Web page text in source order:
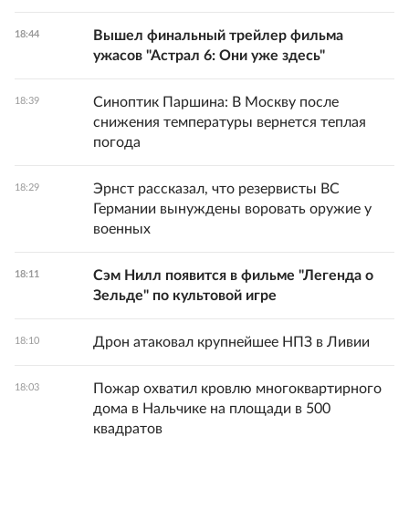
18:44
Вышел финальный трейлер фильма
ужасов "Астрал 6: Они уже здесь"
18:39
Синоптик Паршина: В Москву после
снижения температуры вернется теплая
погода
18:29
Эрнст рассказал, что резервисты ВС
Германии вынуждены воровать оружие у
военных
18:11
Сэм Нилл появится в фильме "Легенда о
Зельде" по культовой игре
18:10 Дрон атаковал крупнейшее НПЗ в Ливии
18:03
Пожар охватил кровлю многоквартирного
дома в Нальчике на площади в 500
квадратов